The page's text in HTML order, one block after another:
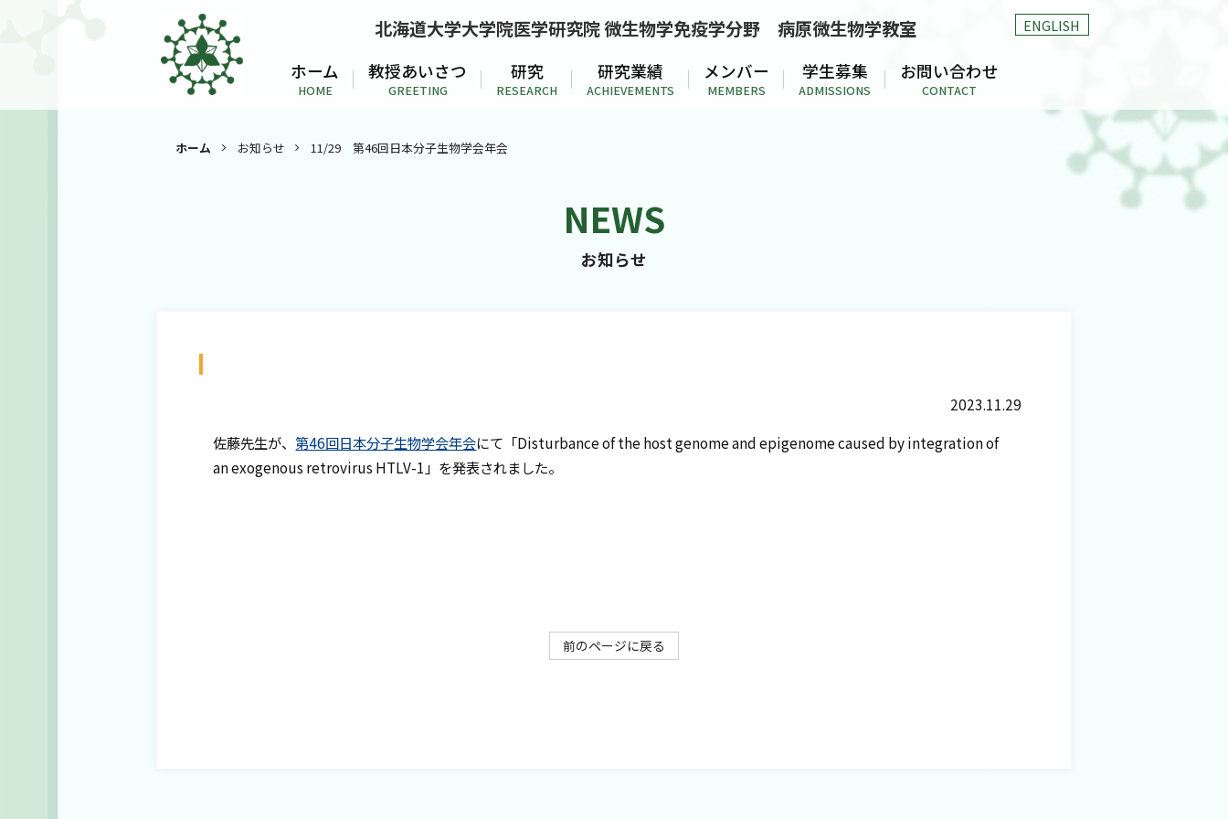
北海道大学大学院医学研究院 微生物学免疫学分野 病原微生物学教室 ENGLISH
ホーム
HOME
教授あいさつ
GREETING
研究
RESEARCH
研究業績
ACHIEVEMENTS
メンバー
MEMBERS
学生募集
ADMISSIONS
お問い合わせ
CONTACT
ホーム お知らせ 11/29 第46回日本分子生物学会年会
NEWS
お知らせ
2023.11.29
佐藤先生が、第46回日本分子生物学会年会にて「Disturbance of the host genome and epigenome caused by integration of
an exogenous retrovirus HTLV-1」を発表されました。
前のページに戻る
教授あいさつ